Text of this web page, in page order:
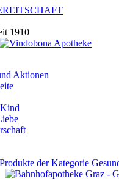
1910
Aktionen
der Kategorie